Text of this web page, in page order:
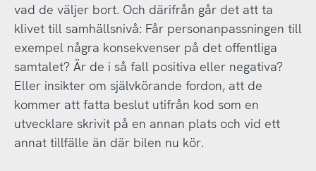
vad de väljer bort. Och därifrån går det att ta
klivet till samhällsnivå: Får personanpassningen till
exempel några konsekvenser på det offentliga
samtalet? Är de i så fall positiva eller negativa?
Eller insikter om självkörande fordon, att de
kommer att fatta beslut utifrån kod som en
utvecklare skrivit på en annan plats och vid ett
annat tillfälle än där bilen nu kör.